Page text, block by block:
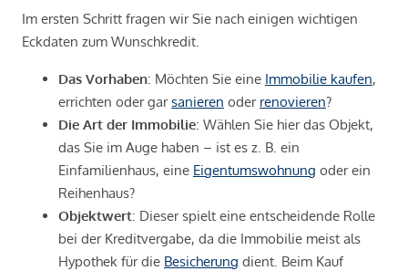
Im ersten Schritt fragen wir Sie nach einigen wichtigen
Eckdaten zum Wunschkredit.
Das Vorhaben: Möchten Sie eine Immobilie kaufen,
errichten oder garsanieren oder renovieren?
Die Art der Immobilie: Wählen Sie hier das Objekt,
das Sie im Auge haben – ist es z. B. ein
Einfamilienhaus, eine Eigentumswohnung oder ein
Reihenhaus?
Objektwert: Dieser spielt eine entscheidende Rolle
bei der Kreditvergabe, da die Immobilie meist als
Hypothek für die Besicherung dient. Beim Kauf